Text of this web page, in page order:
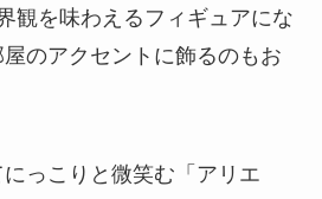
観を味わえるフィギュアにな
のアクセントに飾るのもお
っこりと微笑む「アリエ